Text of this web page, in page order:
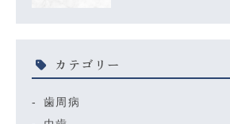
カテゴリー
歯周病